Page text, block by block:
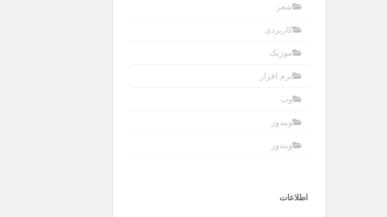
شعر
کاربردی
موزیک
نرم افزار
وب
ویندوز
ویندوز
اطلاعات